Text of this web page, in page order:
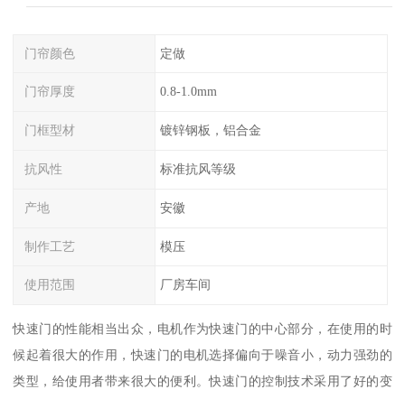
门帘颜色 定做
门帘厚度 0.8-1.0mm
门框型材 镀锌钢板，铝合金
抗风性 标准抗风等级
产地 安徽
制作工艺 模压
使用范围 厂房车间
快速门的性能相当出众，电机作为快速门的中心部分，在使用的时
候起着很大的作用，快速门的电机选择偏向于噪音小，动力强劲的
类型，给使用者带来很大的便利。快速门的控制技术采用了好的变